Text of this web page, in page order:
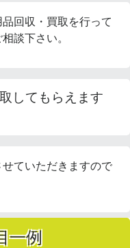
回収・買取を行って
談下さい。
してもらえます
ていただきますので
一例